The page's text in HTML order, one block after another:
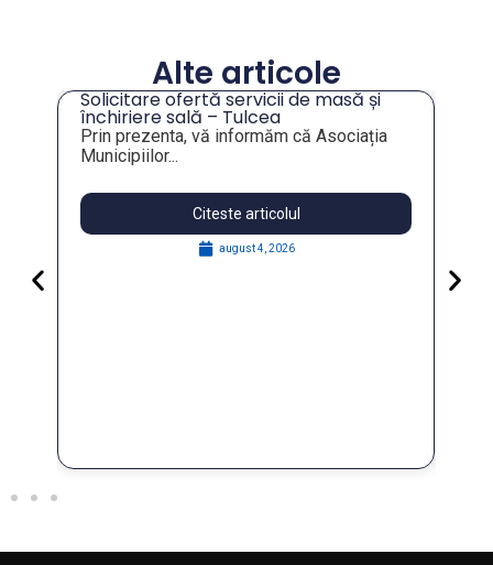
Alte articole
Solicitare ofertă servicii de masă și
închiriere sală – Tulcea
Prin prezenta, vă informăm că Asociația
Municipiilor...
Citeste articolul
august 4, 2026